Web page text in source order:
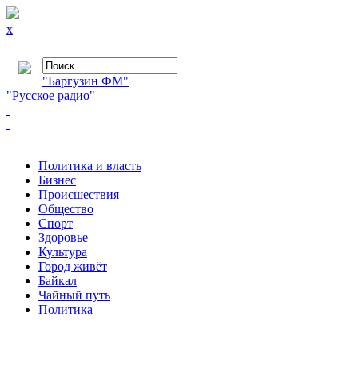
x
"Баргузин ФМ"
"Русское радио"
Политика и власть
Бизнес
Происшествия
Общество
Cпорт
Здоровье
Культура
Город живёт
Байкал
Чайный путь
Политика